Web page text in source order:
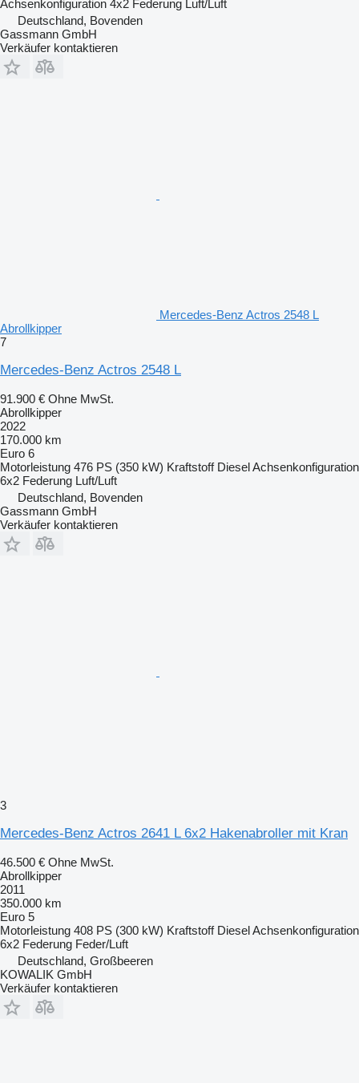
Achsenkonfiguration 4x2 Federung Luft/Luft
Deutschland, Bovenden
Gassmann GmbH
Verkäufer kontaktieren
Mercedes-Benz Actros 2548 L
Abrollkipper
7
Mercedes-Benz Actros 2548 L
91.900 € Ohne MwSt.
Abrollkipper
2022
170.000 km
Euro 6
Motorleistung 476 PS (350 kW) Kraftstoff DieselAchsenkonfiguration
6x2 Federung Luft/Luft
Deutschland, Bovenden
Gassmann GmbH
Verkäufer kontaktieren
3
Mercedes-Benz Actros 2641 L 6x2 Hakenabroller mit Kran
46.500 € Ohne MwSt.
Abrollkipper
2011
350.000 km
Euro 5
Motorleistung 408 PS (300 kW) Kraftstoff DieselAchsenkonfiguration
6x2 Federung Feder/Luft
Deutschland, Großbeeren
KOWALIK GmbH
Verkäufer kontaktieren